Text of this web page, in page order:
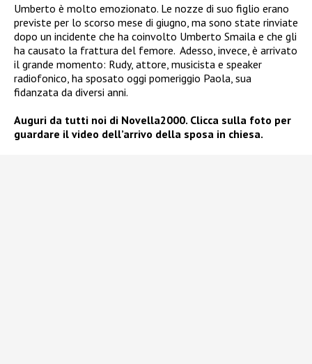
Umberto è molto emozionato. Le nozze di suo figlio erano
previste per lo scorso mese di giugno, ma sono state rinviate
dopo un incidente che ha coinvolto Umberto Smaila e che gli
ha causato la frattura del femore. Adesso, invece, è arrivato
il grande momento: Rudy, attore, musicista e speaker
radiofonico, ha sposato oggi pomeriggio Paola, sua
fidanzata da diversi anni.
Auguri da tutti noi di Novella2000. Clicca sulla foto per
guardare il video dell’arrivo della sposa in chiesa.